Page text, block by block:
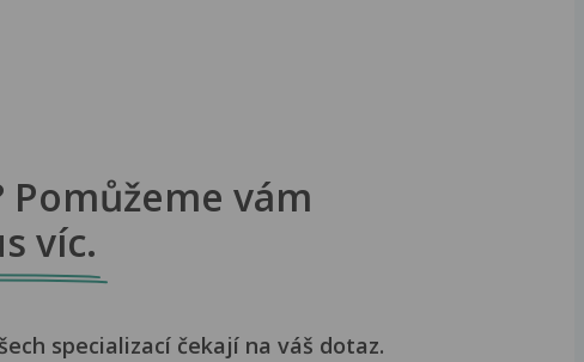
Pomůžeme vám
víc.
specializací čekají na váš dotaz.